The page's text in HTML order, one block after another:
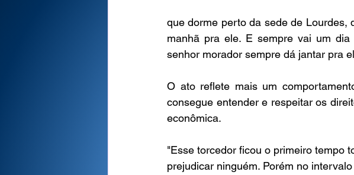
que dorme perto da sede de Lourdes,
manhã pra ele. E sempre vai um
senhor morador sempre dá jantar pra
O ato reflete mais um
consegue entender e respeitar os
econômica.
"Esse torcedor ficou o primeiro tempo
prejudicar ninguém. Porém no